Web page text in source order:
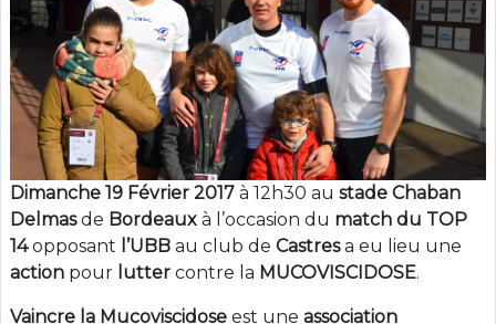
Dimanche 19 Février 2017 à 12h30 au stade Chaban
Delmasde Bordeaux à l’occasion du match du TOP
14opposant l’UBB au club de Castresa eu lieu une
action pour lutter contre la MUCOVISCIDOSE.
Vaincre la Mucoviscidose est une association